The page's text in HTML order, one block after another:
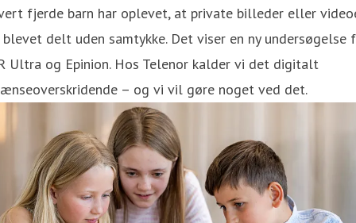
fjerde barn har oplevet, at private billeder eller
blevet delt uden samtykke. Det viser en ny undersøgelse
Ultra og Epinion. Hos Telenor kalder vi det digitalt
– og vi vil gøre noget ved det.